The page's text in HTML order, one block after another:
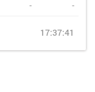
- -
17:37:41